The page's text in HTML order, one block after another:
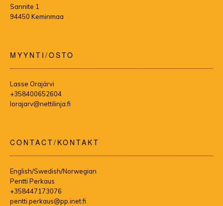
Sannite 1
94450 Keminmaa
MYYNTI/OSTO
Lasse Orajärvi
+358400652604
lorajarv@nettilinja.fi
CONTACT/KONTAKT
English/Swedish/Norwegian
Pentti Perkaus
+358447173076
pentti.perkaus@pp.inet.fi